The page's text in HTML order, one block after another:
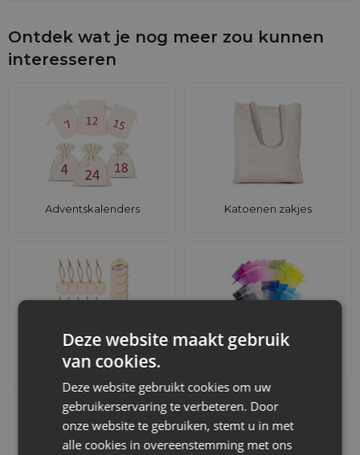
Ontdek wat je nog meer zou kunnen
interesseren
Adventskalenders Katoenen zakjes
Accessoires en decoraties
Deze website maakt gebruik
van cookies.
Deze website gebruikt cookies om uw
gebruikerservaring te verbeteren. Door
onze website te gebruiken, stemt u in met
alle cookies in overeenstemming met ons